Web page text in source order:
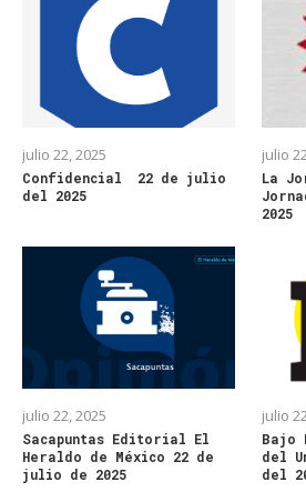
julio 22, 2025
Confidencial 22 de julio
del 2025
julio
La
2025
julio 22, 2025
Sacapuntas Editorial El
Heraldo de México 22 de
julio de 2025
julio
Bajo
del
del